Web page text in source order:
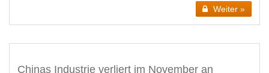
Weiter »
Chinas Industrie verliert im November an